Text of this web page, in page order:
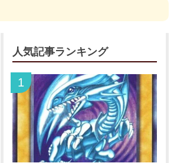
人気記事ランキング